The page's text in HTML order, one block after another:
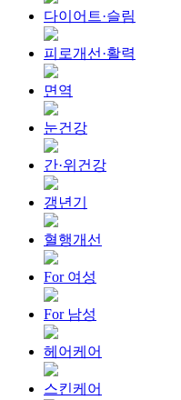
다이어트·슬림
피로개선·활력
면역
눈건강
간·위건강
갱년기
혈행개선
For 여성
For 남성
헤어케어
스킨케어